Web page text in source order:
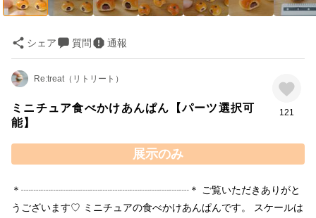
シェア 質問 通報
Re:treat（リトリート）
ミニチュア食べかけあんぱん【パーツ選択可
能】
121
展示のみ
＊┈┈┈┈┈┈┈┈┈┈┈┈┈┈┈┈┈＊ ご覧いただきありがと
うございます♡ ミニチュアの食べかけあんぱんです。 スケールは